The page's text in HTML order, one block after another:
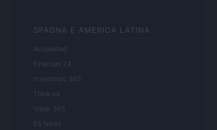
SPAGNA E AMERICA LATINA
Actualidad
Finanzas 24
Investindo 365
Think.es
Viajar 365
ES Newz